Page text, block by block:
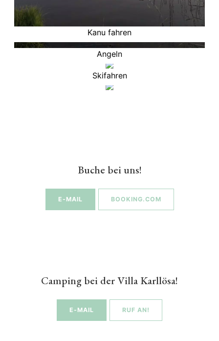
Kanu fahren
Angeln
Skifahren
Buche bei uns!
E-MAIL BOOKING.COM
Camping bei der Villa Karllösa!
E-MAIL RUF AN!